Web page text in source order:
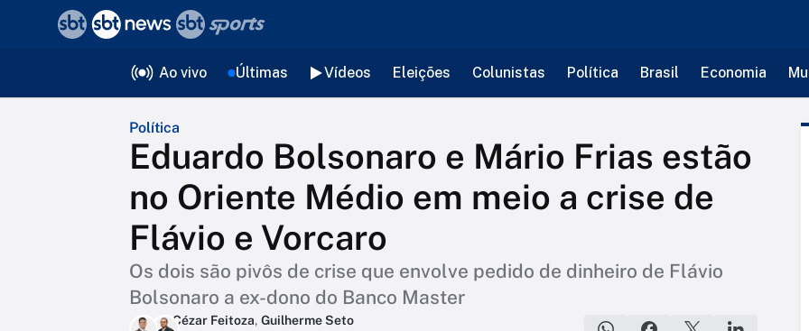
Ao vivo Últimas Vídeos Eleições Colunistas Política Brasil Economia
Política
Eduardo Bolsonaro e Mário Frias estão
no Oriente Médio em meio a crise de
Flávio e Vorcaro
Os dois são pivôs de crise que envolve pedido de dinheiro de Flávio
Bolsonaro a ex-dono do Banco Master
Cézar Feitoza, Guilherme Seto
voltar
Editorias